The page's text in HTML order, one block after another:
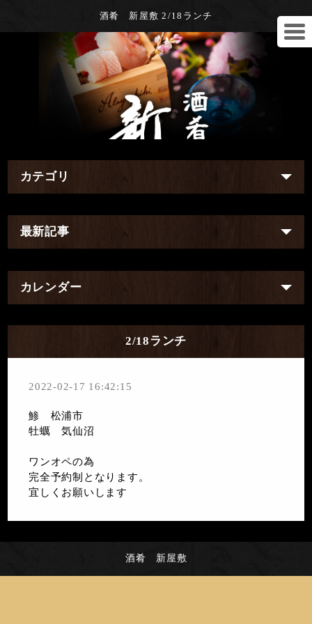
酒肴 新屋敷 2/18ランチ
カテゴリ
最新記事
カレンダー
2/18ランチ
2022-02-17 16:42:15
鯵 松浦市
牡蠣 気仙沼
ワンオペの為
完全予約制となります。
宜しくお願いします
酒肴 新屋敷